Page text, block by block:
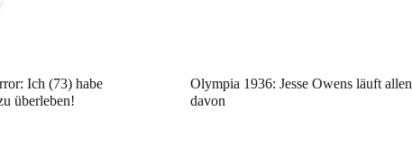
Ich (73) habe
überleben!
Olympia 1936: Jesse Owens läuft allen
davon